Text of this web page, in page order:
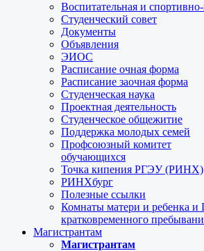
Воспитательная и спортивно-
Студенческий совет
Документы
Объявления
ЭИОС
Расписание очная форма
Расписание заочная форма
Студенческая наука
Проектная деятельность
Студенческое общежитие
Поддержка молодых семей
Профсоюзный комитет
обучающихся
Точка кипения РГЭУ (РИНХ)
РИНХбург
Полезные ссылки
Комнаты матери и ребенка и
кратковременного
Магистрантам
Магистрантам